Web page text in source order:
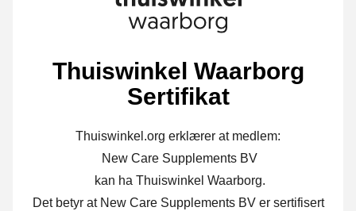
Thuiswinkel Waarborg
Sertifikat
Thuiswinkel.org erklærer at medlem:
New Care Supplements BV
kan ha Thuiswinkel Waarborg.
Det betyr at New Care Supplements BV er sertifisert